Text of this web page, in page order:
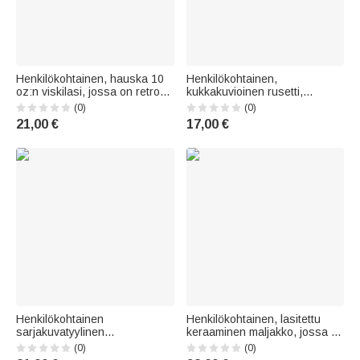
Henkilökohtainen, hauska 10
oz:n viskilasi, jossa on retro-
sarjakuvatyylinen valokuva
sekä nimi ja vuosiluku –
tupaantuliaislahja,
pariskunnalle, viinin ystäville ja
(0)
21,00 €
Henkilökohtainen,
kukkakuvioinen rusetti,
uudelleen täytettävä, kestävä
1–3 oz:n lasinen
hajuvesipullo, jossa on nimi ja
hääpäivä, häät;
(0)
17,00 €
Henkilökohtainen
sarjakuvatyylinen
lemmikkieläimen valokuvalla
varustettu koiran ja kissan PU-
(0)
Henkilökohtainen, lasitettu
keraaminen maljakko, jossa on
lemmikin valokuva ja nimi –
hääpäivä- tai
(0)